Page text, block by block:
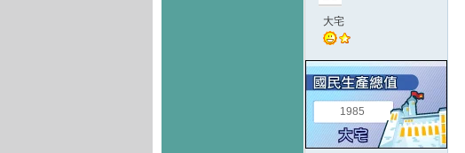
大宅
1985